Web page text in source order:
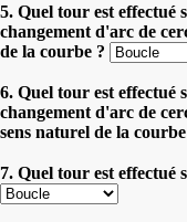
5. Quel tour est effectué
changement d'arc de
de la courbe ?
6. Quel tour est effectué
changement d'arc de
sens naturel de la
7. Quel tour est effectué